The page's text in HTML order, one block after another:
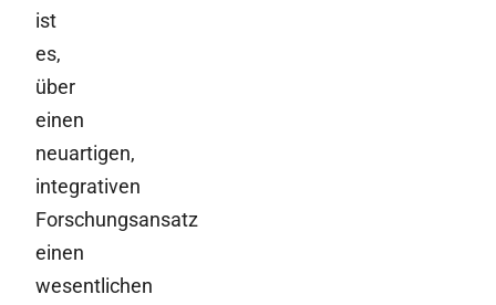
ist
es,
über
einen
neuartigen,
integrativen
Forschungsansatz
einen
wesentlichen